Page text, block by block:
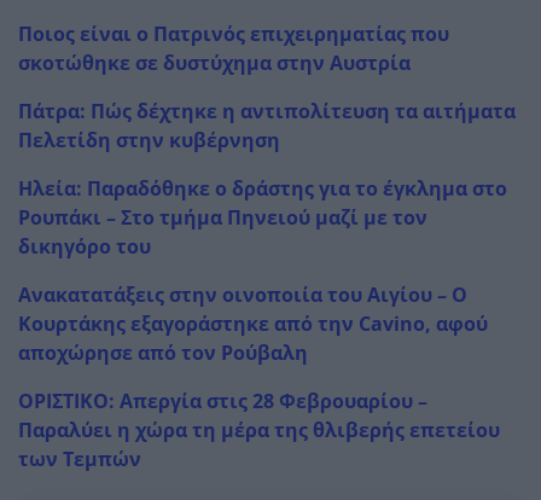
Ποιος είναι ο Πατρινός επιχειρηματίας που
σκοτώθηκε σε δυστύχημα στην Αυστρία
Πάτρα: Πώς δέχτηκε η αντιπολίτευση τα αιτήματα
Πελετίδη στην κυβέρνηση
Ηλεία: Παραδόθηκε ο δράστης για το έγκλημα στο
Ρουπάκι – Στο τμήμα Πηνειού μαζί με τον
δικηγόρο του
Ανακατατάξεις στην οινοποιία του Αιγίου – Ο
Κουρτάκης εξαγοράστηκε από την Cavino, αφού
αποχώρησε από τον Ρούβαλη
ΟΡΙΣΤΙΚΟ: Απεργία στις 28 Φεβρουαρίου –
Παραλύει η χώρα τη μέρα της θλιβερής επετείου
των Τεμπών